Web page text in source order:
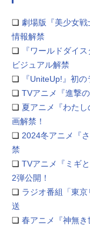
❏ 劇場版『美少女
情報解禁
❏
『ワールドダイ
ビジュアル解禁
❏
『UniteUp!』初
❏ TVアニメ『進撃
❏ 夏アニメ『わた
画解禁！
❏ 2024冬アニメ『
禁
❏ TVアニメ『ミギ
2弾公開！
❏ ラジオ番組「東
送
❏ 春アニメ『神無